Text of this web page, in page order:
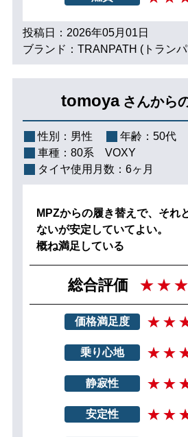
投稿日：2026年05月01日
ブランド：TRANPATH (トラン
tomoya さんから
性別： 男性 年齢： 50代
車種： 80系 VOXY
タイヤ使用月数： 6ヶ月
MPZからの履き替えで、それ
ないが安定していてよい。
概ね満足している
総合評価
価格満足度
乗り心地
静寂性
安定性